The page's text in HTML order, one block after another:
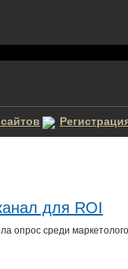
для ROI
опрос среди